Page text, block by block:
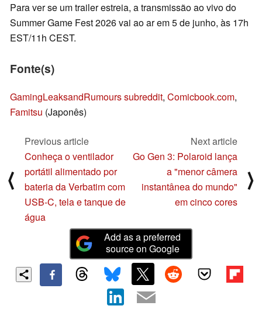
Para ver se um trailer estreia, a transmissão ao vivo do
Summer Game Fest 2026 vai ao ar em 5 de junho, às 17h
EST/11h CEST.
Fonte(s)
GamingLeaksandRumours subreddit, Comicbook.com,
Famitsu (Japonês)
⟨
Previous article
Conheça o ventilador
portátil alimentado por
bateria da Verbatim com
USB-C, tela e tanque de
água
Next article
Go Gen 3: Polaroid lança
a "menor câmera
instantânea do mundo"
em cinco cores
⟩
Add as a preferred
source on Google